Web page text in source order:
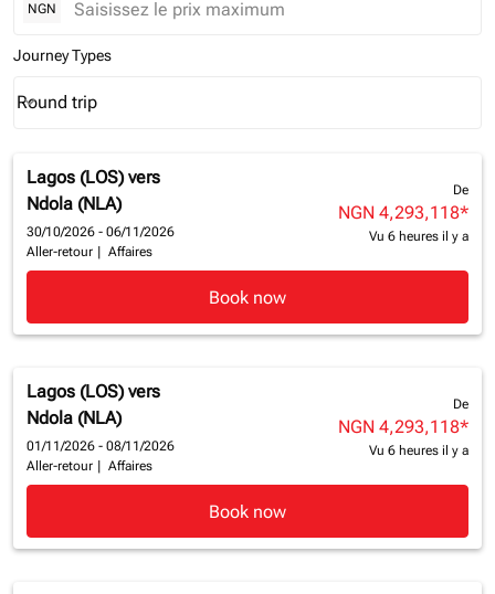
NGN
Journey Types
Journey Types option Round trip Selected
Round trip
keyboard_arrow_down
Lagos (LOS) vers
Ndola (NLA)
30/10/2026 - 06/11/2026
Aller-retour
Affaires
De
NGN 4,293,118*
Vu 6 heures il y a
Book now
Lagos (LOS) vers
Ndola (NLA)
01/11/2026 - 08/11/2026
Aller-retour
Affaires
De
NGN 4,293,118*
Vu 6 heures il y a
Book now